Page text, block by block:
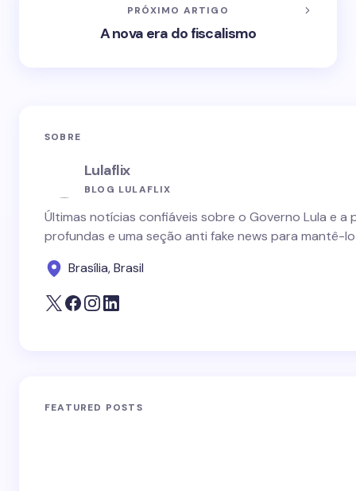
PRÓXIMO ARTIGO
A nova era do fiscalismo
SOBRE
Lulaflix
BLOG LULAFLIX
Últimas notícias confiáveis sobre o Governo Lula e
profundas e uma seção anti fake news para mantê-
Brasília, Brasil
FEATURED POSTS